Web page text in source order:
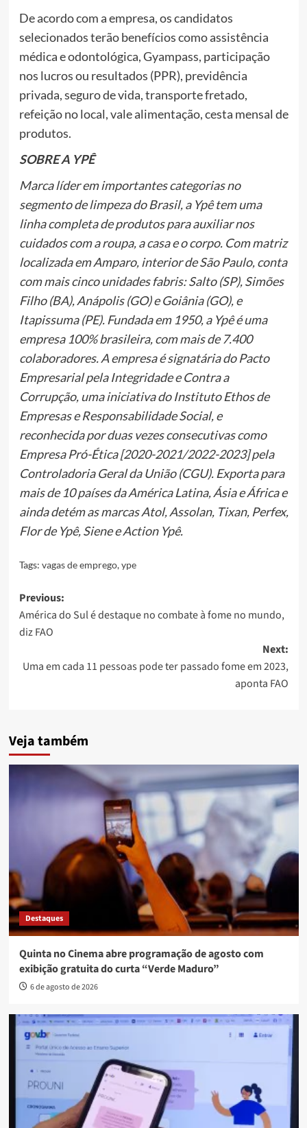
De acordo com a empresa, os candidatos
selecionados terão benefícios como assistência
médica e odontológica, Gyampass, participação
nos lucros ou resultados (PPR), previdência
privada, seguro de vida, transporte fretado,
refeição no local, vale alimentação, cesta mensal de
produtos.
SOBRE A YPÊ
Marca líder em importantes categorias no
segmento de limpeza do Brasil, a Ypê tem uma
linha completa de produtos para auxiliar nos
cuidados com a roupa, a casa e o corpo. Com matriz
localizada em Amparo, interior de São Paulo, conta
com mais cinco unidades fabris: Salto (SP), Simões
Filho (BA), Anápolis (GO) e Goiânia (GO), e
Itapissuma (PE). Fundada em 1950, a Ypê é uma
empresa 100% brasileira, com mais de 7.400
colaboradores. A empresa é signatária do Pacto
Empresarial pela Integridade e Contra a
Corrupção, uma iniciativa do Instituto Ethos de
Empresas e Responsabilidade Social, e
reconhecida por duas vezes consecutivas como
Empresa Pró-Ética [2020-2021/2022-2023] pela
Controladoria Geral da União (CGU). Exporta para
mais de 10 países da América Latina, Ásia e África e
ainda detém as marcas Atol, Assolan, Tixan, Perfex,
Flor de Ypê, Siene e Action Ypê.
Tags: vagas de emprego,ype
Post
navigation
Previous:
América do Sul é destaque no combate à fome no mundo,
diz FAO
Next:
Uma em cada 11 pessoas pode ter passado fome em 2023,
aponta FAO
Veja também
Destaques
Quinta no Cinema abre programação de agosto com
exibição gratuita do curta “Verde Maduro”
6 de agosto de 2026